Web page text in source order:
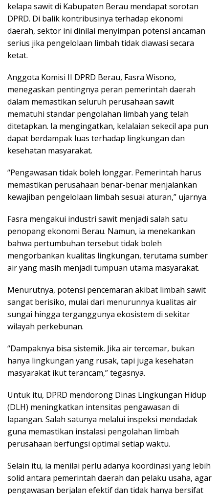
kelapa sawit di Kabupaten Berau mendapat sorotan
DPRD. Di balik kontribusinya terhadap ekonomi
daerah, sektor ini dinilai menyimpan potensi ancaman
serius jika pengelolaan limbah tidak diawasi secara
ketat.
Anggota Komisi II DPRD Berau, Fasra Wisono,
menegaskan pentingnya peran pemerintah daerah
dalam memastikan seluruh perusahaan sawit
mematuhi standar pengolahan limbah yang telah
ditetapkan. Ia mengingatkan, kelalaian sekecil apa pun
dapat berdampak luas terhadap lingkungan dan
kesehatan masyarakat.
“Pengawasan tidak boleh longgar. Pemerintah harus
memastikan perusahaan benar-benar menjalankan
kewajiban pengelolaan limbah sesuai aturan,” ujarnya.
Fasra mengakui industri sawit menjadi salah satu
penopang ekonomi Berau. Namun, ia menekankan
bahwa pertumbuhan tersebut tidak boleh
mengorbankan kualitas lingkungan, terutama sumber
air yang masih menjadi tumpuan utama masyarakat.
Menurutnya, potensi pencemaran akibat limbah sawit
sangat berisiko, mulai dari menurunnya kualitas air
sungai hingga terganggunya ekosistem di sekitar
wilayah perkebunan.
“Dampaknya bisa sistemik. Jika air tercemar, bukan
hanya lingkungan yang rusak, tapi juga kesehatan
masyarakat ikut terancam,” tegasnya.
Untuk itu, DPRD mendorong Dinas Lingkungan Hidup
(DLH) meningkatkan intensitas pengawasan di
lapangan. Salah satunya melalui inspeksi mendadak
guna memastikan instalasi pengolahan limbah
perusahaan berfungsi optimal setiap waktu.
Selain itu, ia menilai perlu adanya koordinasi yang lebih
solid antara pemerintah daerah dan pelaku usaha, agar
pengawasan berjalan efektif dan tidak hanya bersifat